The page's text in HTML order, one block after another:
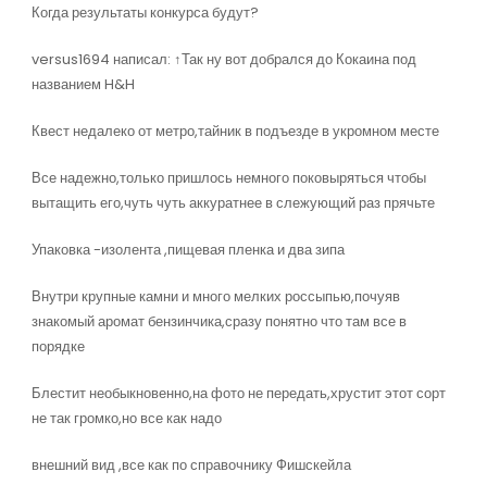
Когда результаты конкурса будут?
versus1694 написал: ↑Так ну вот добрался до Кокаина под
названием H&H
Квест недалеко от метро,тайник в подъезде в укромном месте
Все надежно,только пришлось немного поковыряться чтобы
вытащить его,чуть чуть аккуратнее в слежующий раз прячьте
Упаковка -изолента ,пищевая пленка и два зипа
Внутри крупные камни и много мелких россыпью,почуяв
знакомый аромат бензинчика,сразу понятно что там все в
порядке
Блестит необыкновенно,на фото не передать,хрустит этот сорт
не так громко,но все как надо
внешний вид ,все как по справочнику Фишскейла